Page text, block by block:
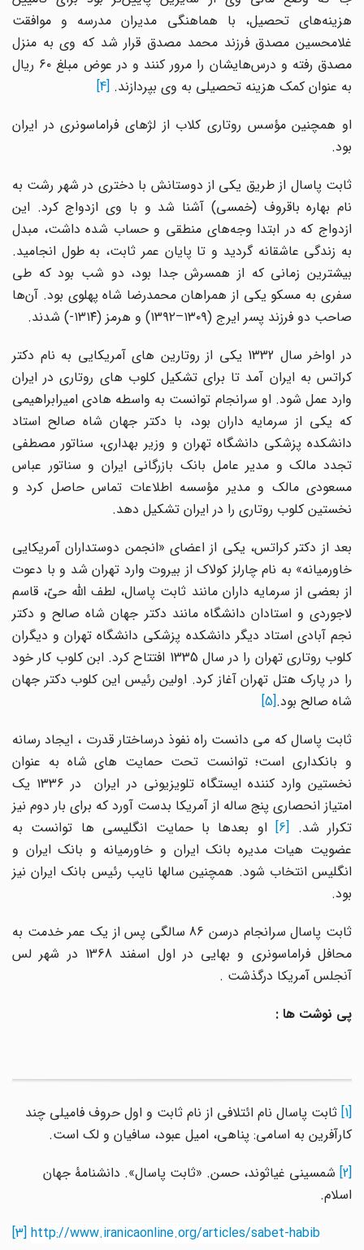
هزینه‌های تحصیل، با هماهنگی مدیران مدرسه و موافقت
غلامحسین مصدق فرزند محمد مصدق قرار شد که وی به منزل
مصدق رفته و درس‌هایشان را مرور کنند و در عوض مبلغ ۶۰ ریال
به عنوان کمک هزینه تحصیلی به وی بپردازند.[4]
او همچنین مؤسس روتاری کلاب از لژهای فراماسونری در ایران
بود.
ثابت پاسال از طریق یکی از دوستانش با دختری در شهر رشت به
نام بهاره باقروف (خمسی) آشنا شد و با وی ازدواج کرد. این
ازدواج که در ابتدا وجه‌های منطقی و حساب شده داشت، مبدل
به زندگی عاشقانه گردید و تا پایان عمر ثابت، به طول انجامید.
بیشترین زمانی که از همسرش جدا بود، دو شب بود که طی
سفری به مسکو یکی از همراهان محمدرضا شاه پهلوی بود. آن‌ها
صاحب دو فرزند پسر ایرج (۱۳۰۹–۱۳۹۲) و هرمز (۱۳۱۴-) شدند.
در اواخر سال 1332 یکی از روتارین های آمریکایی به نام دکتر
کراتس به ایران آمد تا برای تشکیل کلوب های روتاری در ایران
وارد عمل شود. او سرانجام توانست به واسطه هادی امیرابراهیمی
که یکی از سرمایه داران بود، با دکتر جهان شاه صالح استاد
دانشکده پزشکی دانشگاه تهران و وزیر بهداری، سناتور مصطفی
تجدد مالک و مدیر عامل بانک بازرگانی ایران و سناتور عباس
مسعودی مالک و مدیر مؤسسه اطلاعات تماس حاصل کرد و
نخستین کلوب روتاری را در ایران تشکیل دهد.
بعد از دکتر کراتس، یکی از اعضای «انجمن دوستداران آمریکایی
خاورمیانه» به نام چارلز کولاک از بیروت وارد تهران شد و با دعوت
از بعضی از سرمایه داران مانند ثابت پاسال، لطف الله حیّ، قاسم
لاجوردی و استادان دانشگاه مانند دکتر جهان شاه صالح و دکتر
نجم آبادی استاد دیگر دانشکده پزشکی دانشگاه تهران و دیگران
کلوب روتاری تهران را در سال 1335 افتتاح کرد. ابن کلوب کار خود
را در پارک هتل تهران آغاز کرد. اولین رئیس این کلوب دکتر جهان
شاه صالح بود.[5]
ثابت پاسال که می دانست راه نفوذ درساختار قدرت ، ایجاد رسانه
و بانکداری است؛ توانست تحت حمایت های شاه به عنوان
نخستین وارد کننده ایستگاه تلویزیونی در ایران در ۱۳۳۶ یک
امتیاز انحصاری پنج ساله از آمریکا بدست آورد که برای بار دوم نیز
تکرار شد.[6] او بعدها با حمایت انگلیسی ها توانست به
عضویت هیات مدیره بانک ایران و خاورمیانه و بانک ایران و
انگلیس انتخاب شود. همچنین سالها نایب رئیس بانک ایران نیز
بود.
ثابت پاسال سرانجام درسن 86 سالگی پس از یک عمر خدمت به
محافل فراماسونری و بهایی در اول اسفند 1368 در شهر لس
آنجلس آمریکا درگذشت .
پی نوشت ها :
ثابت پاسال نام ائتلافی از نام ثابت و اول حروف فامیلی چند
کارآفرین به اسامی: پناهی، امیل عبود، سافیان و لک است.
شمسینی غیاثوند، حسن. «ثابت پاسال». دانشنامهٔ جهان
اسلام.
[3] http://www.iranicaonline.org/articles/sabet-habib